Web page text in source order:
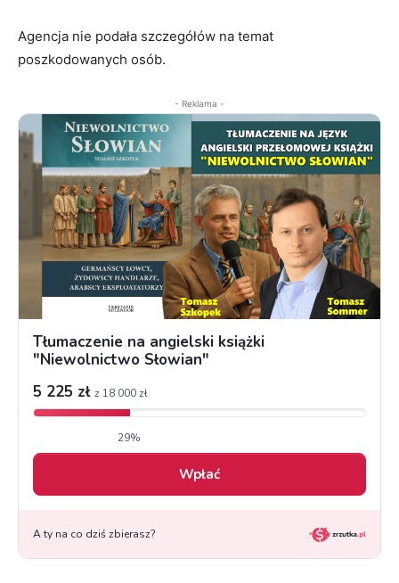
Agencja nie podała szczegółów na temat
poszkodowanych osób.
- Reklama -